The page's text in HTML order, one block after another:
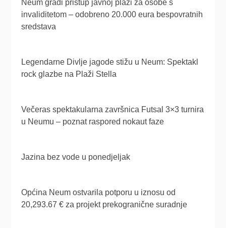
Neum gradi pristup javnoj plaži za osobe s
invaliditetom – odobreno 20.000 eura bespovratnih
sredstava
Legendarne Divlje jagode stižu u Neum: Spektakl
rock glazbe na Plaži Stella
Večeras spektakularna završnica Futsal 3×3 turnira
u Neumu – poznat raspored nokaut faze
Jazina bez vode u ponedjeljak
Općina Neum ostvarila potporu u iznosu od
20,293.67 € za projekt prekogranične suradnje